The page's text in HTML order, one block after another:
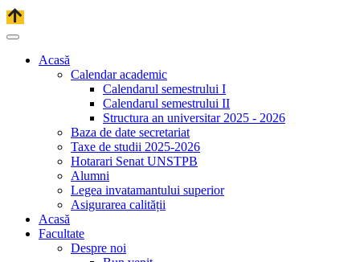
Acasă
Calendar academic
Calendarul semestrului I
Calendarul semestrului II
Structura an universitar 2025 - 2026
Baza de date secretariat
Taxe de studii 2025-2026
Hotarari Senat UNSTPB
Alumni
Legea invatamantului superior
Asigurarea calității
Acasă
Facultate
Despre noi